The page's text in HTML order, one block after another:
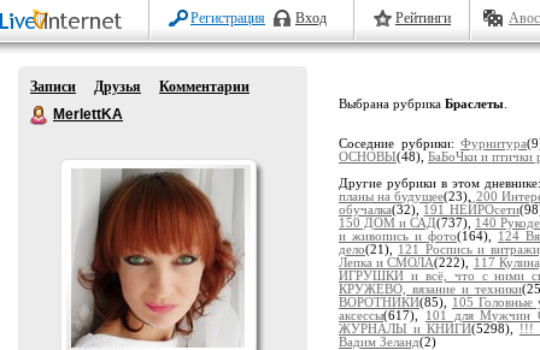
Регистрация Вход Рейтинги
Записи Друзья
Комментарии
MerlettKA
Выбрана рубрика Браслеты
Соседние рубрики:Фурнитура
ОСНОВЫ(48), БаБоЧки и птички
Другие рубрики в этом
планы на будущее(23), 200
обучалка(32), 191 НЕЙРОсети
150 ДОМ и САД(737), 140
и живопись и фото(164), 124
дело(21), 121 Роспись и
Лепка и СМОЛА(222),
117
ИГРУШКИ и всё, что с ними
КРУЖЕВО, вязание и техники
ВОРОТНИКИ(85),
105 Головные
аксессы(617),
101 для Мужчин
ЖУРНАЛЫ и КНИГИ(5298),
!!!
Вадим Зеланд(2)